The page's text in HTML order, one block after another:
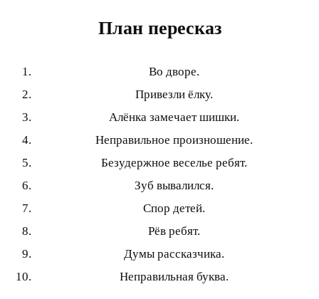
План пересказ
Во дворе.
Привезли ёлку.
Алёнка замечает шишки.
Неправильное произношение.
Безудержное веселье ребят.
Зуб вывалился.
Спор детей.
Рёв ребят.
Думы рассказчика.
Неправильная буква.